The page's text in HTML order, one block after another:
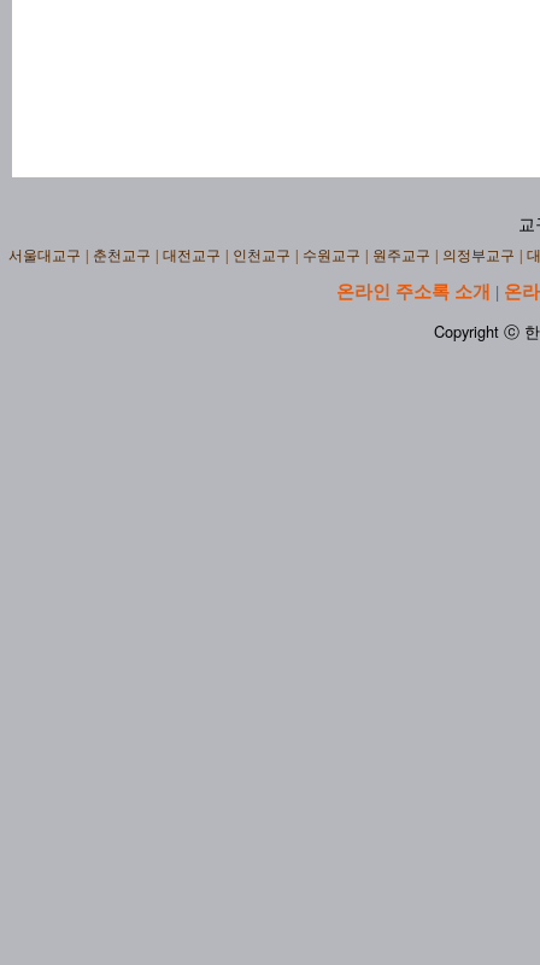
교
서울대교구 춘천교구 대전교구 인천교구 수원교구 원주교구 의정부교구
온라인 주소록 소개 | 온
Copyright ⓒ